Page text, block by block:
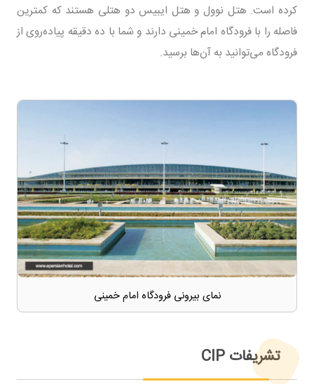
کرده است. هتل نوول و هتل ایبیس دو هتلی هستند که کمترین
فاصله را با فرودگاه امام خمینی دارند و شما با ده دقیقه پیاده‌روی از
فرودگاه می‌توانید به آن‌ها برسید.
نمای بیرونی فرودگاه امام خمینی
تشریفات CIP